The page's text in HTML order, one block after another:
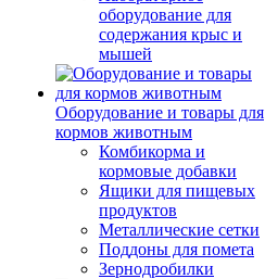
оборудование для
содержания крыс и
мышей
Оборудование и товары для
кормов животным
Комбикорма и
кормовые добавки
Ящики для пищевых
продуктов
Металлические сетки
Поддоны для помета
Зернодробилки